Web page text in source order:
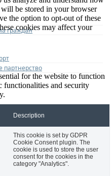
граждан
партнерство
be stored in your browser
the option to opt-out of these
cookies may affect your
for the website to function
functionalities and security
Description
This cookie is set by GDPR
Cookie Consent plugin. The
cookie is used to store the user
consent for the cookies in the
category "Analytics".